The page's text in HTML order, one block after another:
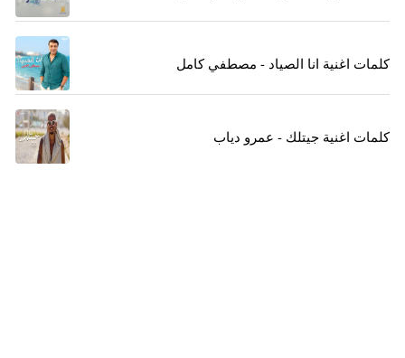
كلمات اغنية انا الصياد - مصطفي كامل
كلمات اغنية جيتلك - عمرو دياب